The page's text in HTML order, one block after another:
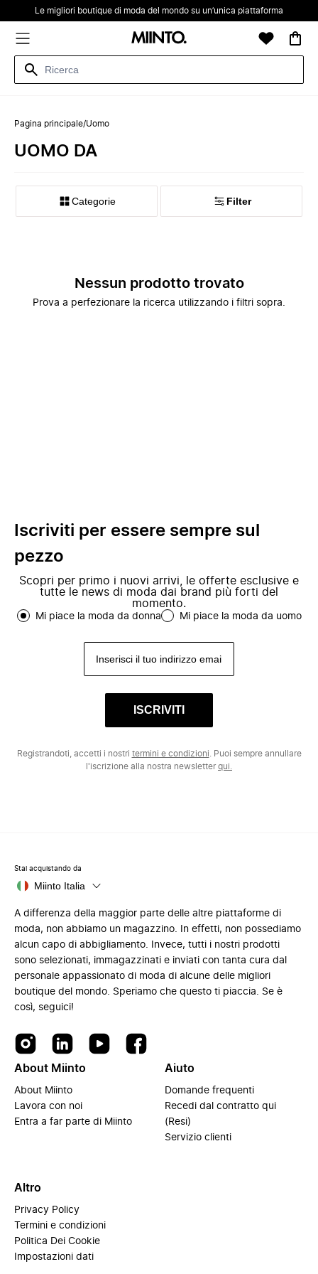
Le migliori boutique di moda del mondo su un’unica piattaforma
Pagina principale/Uomo
UOMO DA
Categorie Filter
Nessun prodotto trovato
Prova a perfezionare la ricerca utilizzando i filtri sopra.
Iscriviti per essere sempre sul
pezzo
Scopri per primo i nuovi arrivi, le offerte esclusive e
tutte le news di moda dai brand più forti del
momento.
Mi piace la moda da donna Mi piace la moda da uomo
ISCRIVITI
Registrandoti, accetti i nostri termini e condizioni . Puoi sempre annullare
l'iscrizione alla nostra newsletterqui.
Stai acquistando da
Miinto Italia
A differenza della maggior parte delle altre piattaforme di
moda, non abbiamo un magazzino. In effetti, non possediamo
alcun capo di abbigliamento. Invece, tutti i nostri prodotti
sono selezionati, immagazzinati e inviati con tanta cura dal
personale appassionato di moda di alcune delle migliori
boutique del mondo. Speriamo che questo ti piaccia. Se è
così, seguici!
About Miinto
About Miinto
Lavora con noi
Entra a far parte di Miinto
Aiuto
Domande frequenti
Recedi dal contratto qui
(Resi)
Servizio clienti
Altro
Privacy Policy
Termini e condizioni
Politica Dei Cookie
Impostazioni dati